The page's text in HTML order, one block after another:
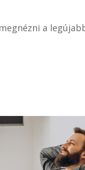
a